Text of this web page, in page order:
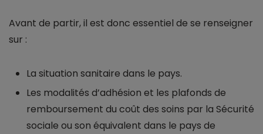
Avant de partir, il est donc essentiel de se renseigner
sur :
La situation sanitaire dans le pays.
Les modalités d’adhésion et les plafonds de
remboursement du coût des soins par la Sécurité
sociale ou son équivalent dans le pays de